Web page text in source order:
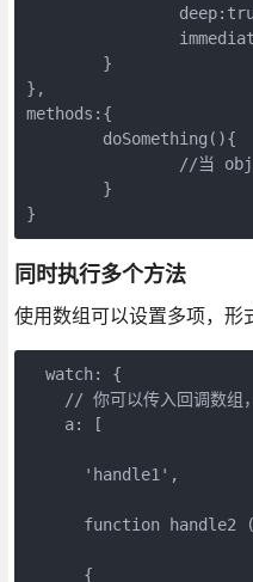
},
methods:{
同时执行多个方法
使用数组可以设置多项，形
  watch: {
// 你可以传入回调数组
    a: [
      'handle1',
function handle2
      {